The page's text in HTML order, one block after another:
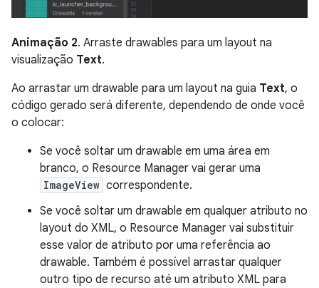
Animação 2. Arraste drawables para um layout na
visualização Text.
Ao arrastar um drawable para um layout na guia Text, o
código gerado será diferente, dependendo de onde você
o colocar:
Se você soltar um drawable em uma área em
branco, o Resource Manager vai gerar uma
ImageView correspondente.
Se você soltar um drawable em qualquer atributo no
layout do XML, o Resource Manager vai substituir
esse valor de atributo por uma referência ao
drawable. Também é possível arrastar qualquer
outro tipo de recurso até um atributo XML para